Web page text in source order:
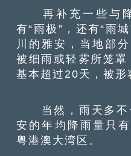
再补充一些与降
有“雨极”，还有“雨
川的雅安，当地部
被细雨或轻雾所笼
基本超过20天，被形
当然，雨天多不
安的年均降雨量只
粤港澳大湾区。